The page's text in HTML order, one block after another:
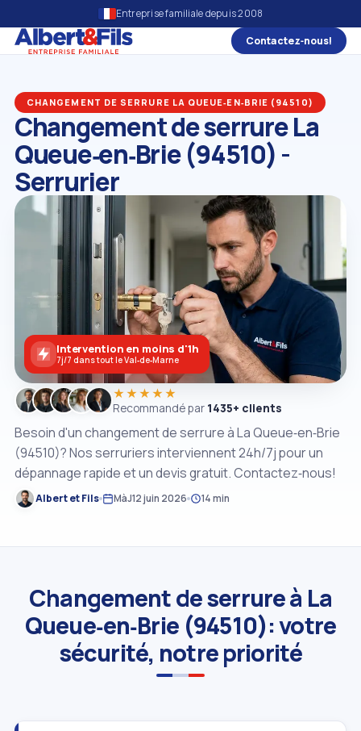
Entreprise familiale depuis 2008
Contactez‑nous!
CHANGEMENT DE SERRURE LA QUEUE‑EN‑BRIE (94510)
Changement de serrure La
Queue‑en‑Brie (94510) -
Serrurier
Besoin d'un changement de serrure à La Queue‑en‑Brie
(94510)? Nos serruriers interviennent 24h/7j pour un
dépannage rapide et un devis gratuit. Contactez‑nous!
Albert et Fils MàJ12 juin 2026 14 min
★★★★★
Recommandé par 1435+ clients
Intervention en moins d'1h
7j/7 dans tout le Val‑de‑Marne
Changement de serrure à La
Queue‑en‑Brie (94510): votre
sécurité, notre priorité